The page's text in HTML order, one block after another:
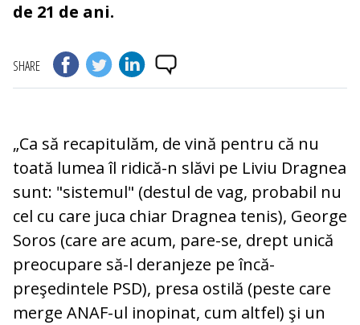
de 21 de ani.
SHARE
„Ca să recapitulăm, de vină pentru că nu
toată lumea îl ridică-n slăvi pe Liviu Dragnea
sunt: "sistemul" (destul de vag, probabil nu
cel cu care juca chiar Dragnea tenis), George
Soros (care are acum, pare-se, drept unică
preocupare să-l deranjeze pe încă-
preşedintele PSD), presa ostilă (peste care
merge ANAF-ul inopinat, cum altfel) şi un